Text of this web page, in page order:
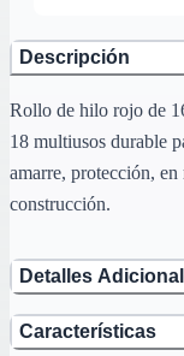
Descripción
Rollo de hilo rojo de
18 multiusos durable
amarre, protección,
construcción.
Detalles
Características